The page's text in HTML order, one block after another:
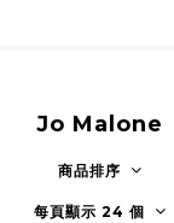
Jo Malone
商品排序
每頁顯示 24 個